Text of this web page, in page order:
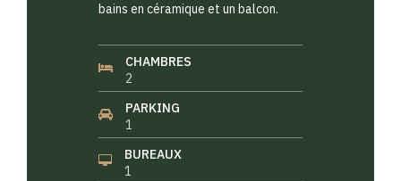
bains en céramique et un balcon.
CHAMBRES
2
PARKING
1
BUREAUX
1